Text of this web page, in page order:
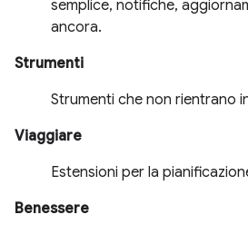
semplice, notifiche,
ancora.
Strumenti
Strumenti che non rientrano
Viaggiare
Estensioni per la
Benessere